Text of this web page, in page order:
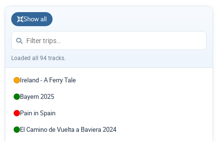
Show all
Loaded all 94 tracks.
Ireland - A Ferry Tale
Bayern 2025
Pain in Spain
El Camino de Vuelta a Baviera 2024